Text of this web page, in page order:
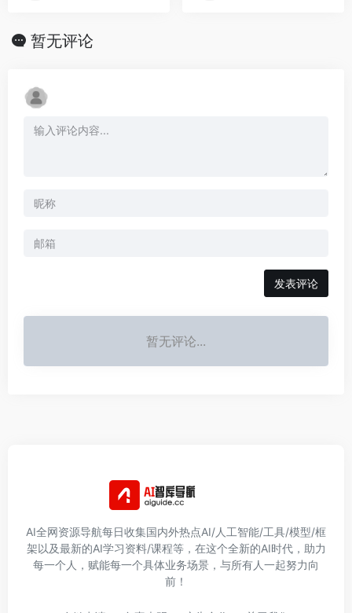
暂无评论
发表评论
暂无评论...
AI全网资源导航每日收集国内外热点AI/人工智能/工具/模型/框
架以及最新的AI学习资料/课程等，在这个全新的AI时代，助力
每一个人，赋能每一个具体业务场景，与所有人一起努力向
前！